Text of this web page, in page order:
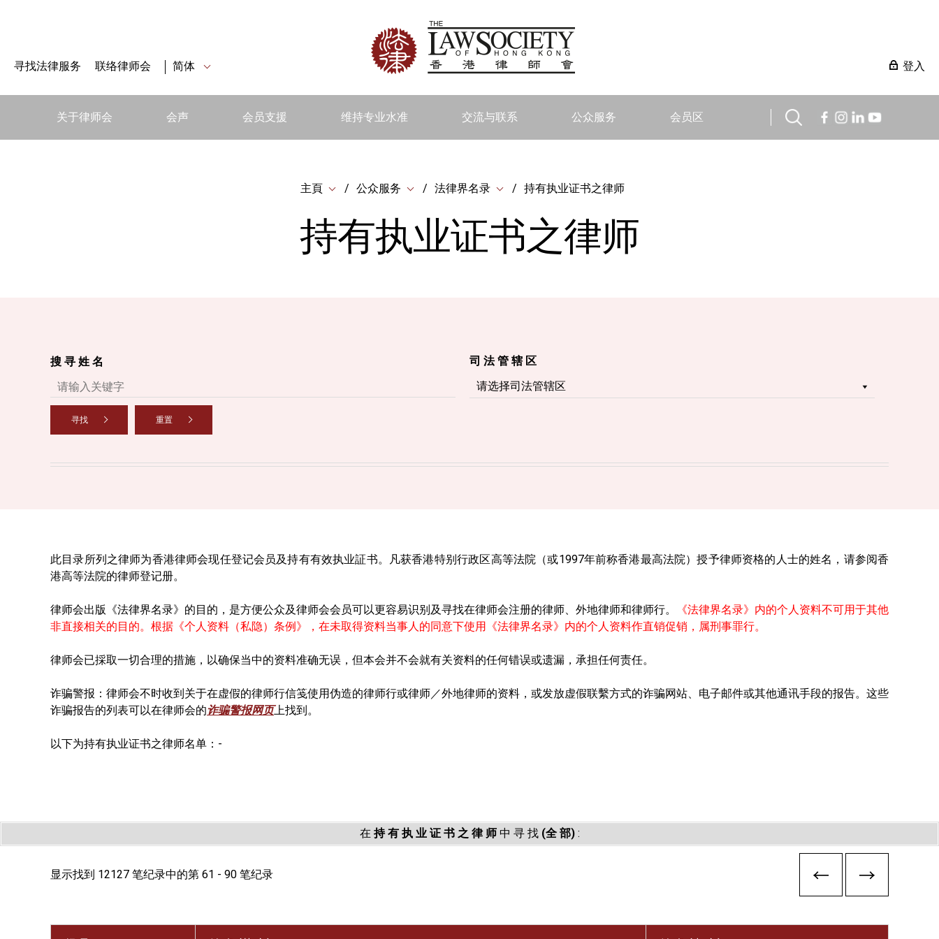
寻找法律服务 联络律师会 简体 登入
关于律师会 会声 会员支援 维持专业水准 交流与联系 公众服务 会员区
主頁 公众服务 法律界名录 持有执业证书之律师
持有执业证书之律师
搜 寻 姓 名 司 法 管 辖 区
寻找 重置
此目录所列之律师为香港律师会现任登记会员及持有有效执业証书。凡获香港特别行政区高等法院（或1997年前称香港最高法院）授予律师资格的人士的姓名，请参阅香
港高等法院的律师登记册。
律师会出版《法律界名录》的目的，是方便公众及律师会会员可以更容易识别及寻找在律师会注册的律师、外地律师和律师行。
《法律界名录》内的个人资料不可用于其他
非直接相关的目的。根据《个人资料（私隐）条例》，在未取得资料当事人的同意下使用《法律界名录》内的个人资料作直销促销，属刑事罪行。
律师会已採取一切合理的措施，以确保当中的资料准确无误，但本会并不会就有关资料的任何错误或遗漏，承担任何责任。
诈骗警报：律师会不时收到关于在虚假的律师行信笺使用伪造的律师行或律师／外地律师的资料，或发放虚假联繫方式的诈骗网站、电子邮件或其他通讯手段的报告。这些
诈骗报告的列表可以在律师会的诈骗警报网页上找到。
以下为持有执业证书之律师名单：-
在 持 有 执 业 证 书 之 律 师中 寻 找 (全 部):
显示找到 12127 笔纪录中的第 61 - 90 笔纪录